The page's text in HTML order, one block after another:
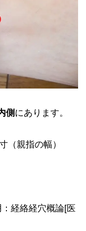
側 にあります。
（親指の幅）
経絡経穴概論[医